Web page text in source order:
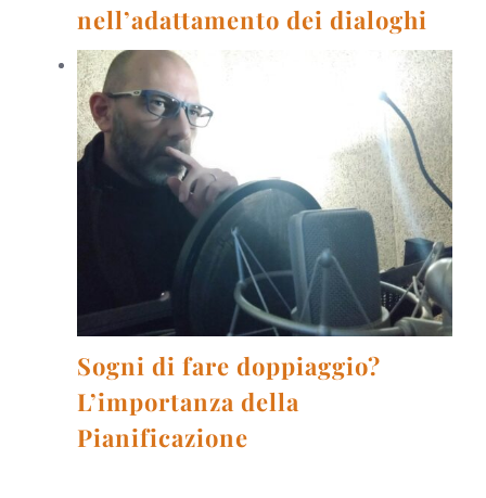
nell’adattamento dei dialoghi
Sogni di fare doppiaggio?
L’importanza della
Pianificazione